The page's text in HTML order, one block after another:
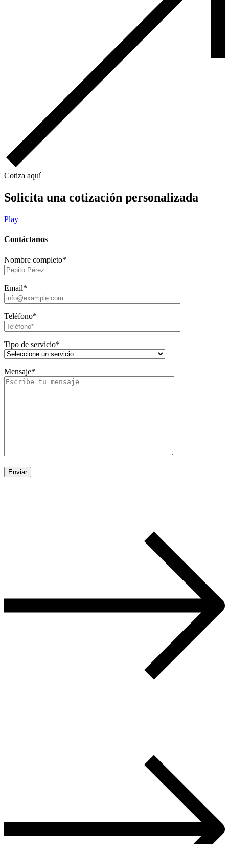
Cotiza aquí
Solicita una cotización personalizada
Play
Contáctanos
Nombre completo*
Email*
Teléfono*
Tipo de servicio*
Mensaje*